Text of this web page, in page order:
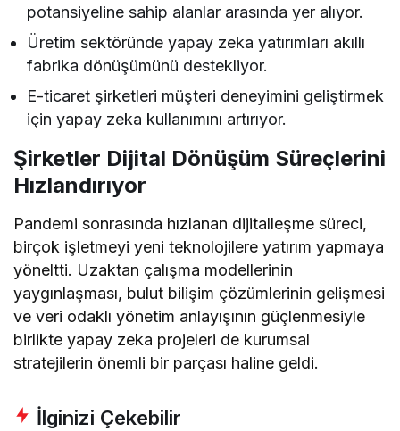
potansiyeline sahip alanlar arasında yer alıyor.
Üretim sektöründe yapay zeka yatırımları akıllı
fabrika dönüşümünü destekliyor.
E-ticaret şirketleri müşteri deneyimini geliştirmek
için yapay zeka kullanımını artırıyor.
Şirketler Dijital Dönüşüm Süreçlerini
Hızlandırıyor
Pandemi sonrasında hızlanan dijitalleşme süreci,
birçok işletmeyi yeni teknolojilere yatırım yapmaya
yöneltti. Uzaktan çalışma modellerinin
yaygınlaşması, bulut bilişim çözümlerinin gelişmesi
ve veri odaklı yönetim anlayışının güçlenmesiyle
birlikte yapay zeka projeleri de kurumsal
stratejilerin önemli bir parçası haline geldi.
İlginizi Çekebilir